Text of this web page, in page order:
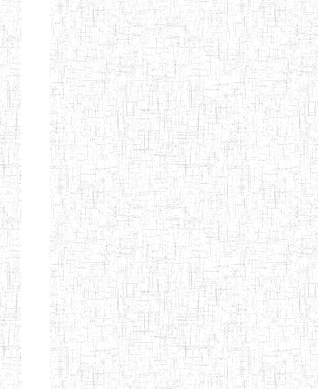
Etablissements
d'enseignement
normal
ENI
Chercher:
Effacer les filtres
Denomination
Type